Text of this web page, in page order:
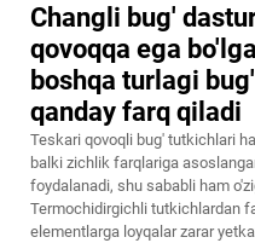
Changli bug'
qovoqqa ega
boshqa turlagi
qanday farq qiladi
Teskari qovoqli bug' tutkichlari
balki zichlik farqlariga
foydalanadi, shu sababli ham
Termochidirgichli tutkichlardan
elementlarga loyqalar zarar